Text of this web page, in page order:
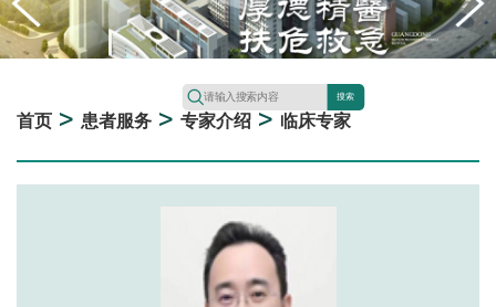
搜索
首页 > 患者服务 > 专家介绍 >临床专家